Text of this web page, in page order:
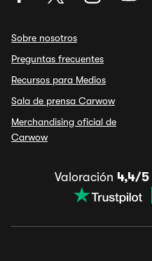
Sobre nosotros
Preguntas frecuentes
Recursos para Medios
Sala de prensa Carwow
Merchandising oficial de
Carwow
Valoración 4,4/5